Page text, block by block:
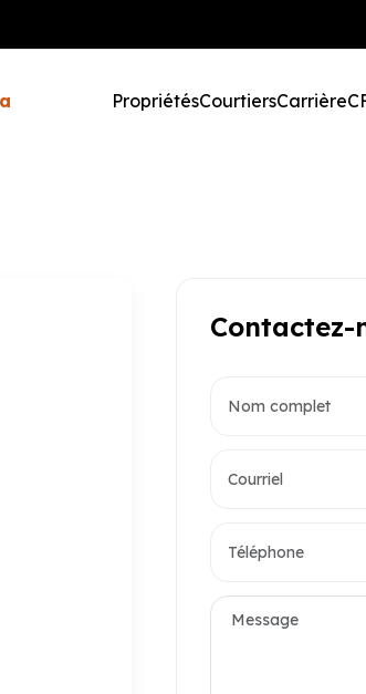
PropriétésCourtiersCarrière
Contactez-